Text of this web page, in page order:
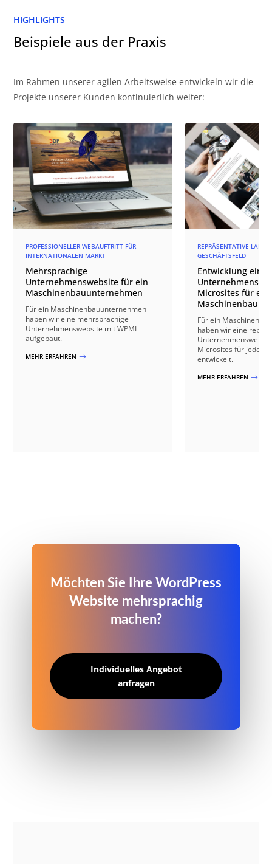
HIGHLIGHTS
Beispiele aus der Praxis
Im Rahmen unserer agilen Arbeitsweise entwickeln wir die
Projekte unserer Kunden kontinuierlich weiter:
PROFESSIONELLER WEBAUFTRITT FÜR
INTERNATIONALEN MARKT
Mehrsprachige
Unternehmenswebsite für ein
Maschinenbauunternehmen
Für ein Maschinenbauunternehmen
haben wir eine mehrsprachige
Unternehmenswebsite mit WPML
aufgebaut.
MEHR ERFAHREN $
REPRÄSENTATIVE
GESCHÄFTSFELD
Entwicklung einer
Microsites für ein
Für ein
haben wir eine
Microsites für jeden
entwickelt.
MEHR ERFAHREN $
Möchten Sie Ihre WordPress
Website mehrsprachig
machen?
Individuelles Angebot
anfragen